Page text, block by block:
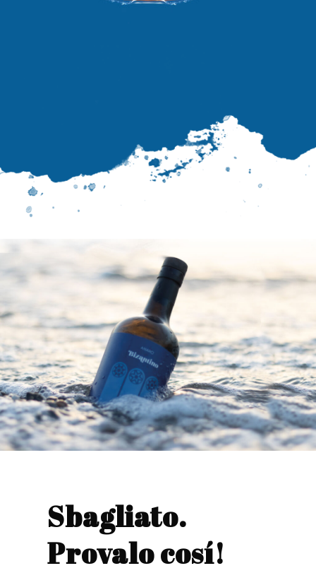
Sbagliato.
Provalo cosí!